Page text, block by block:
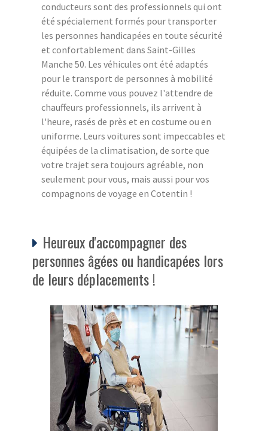
conducteurs sont des professionnels qui ont
été spécialement formés pour transporter
les personnes handicapées en toute sécurité
et confortablement dans Saint-Gilles
Manche 50. Les véhicules ont été adaptés
pour le transport de personnes à mobilité
réduite. Comme vous pouvez l'attendre de
chauffeurs professionnels, ils arrivent à
l'heure, rasés de près et en costume ou en
uniforme. Leurs voitures sont impeccables et
équipées de la climatisation, de sorte que
votre trajet sera toujours agréable, non
seulement pour vous, mais aussi pour vos
compagnons de voyage en Cotentin !
Heureux d'accompagner des
personnes âgées ou handicapées lors
de leurs déplacements !